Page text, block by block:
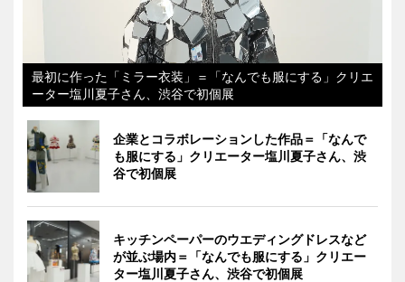
最初に作った「ミラー衣装」＝「なんでも服にする」クリエ
ーター塩川夏子さん、渋谷で初個展
企業とコラボレーションした作品＝「なんで
も服にする」クリエーター塩川夏子さん、渋
谷で初個展
キッチンペーパーのウエディングドレスなど
が並ぶ場内＝「なんでも服にする」クリエー
ター塩川夏子さん、渋谷で初個展